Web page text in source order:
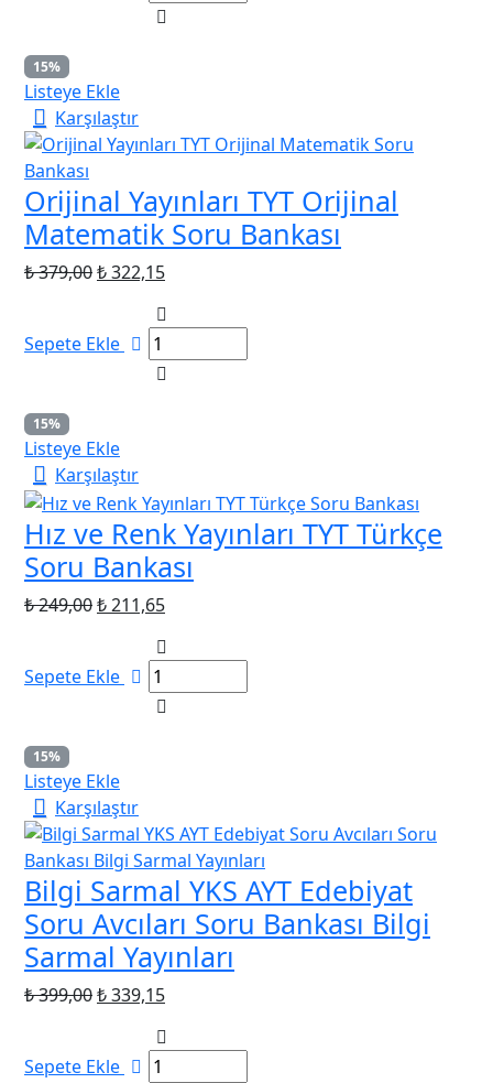
15%
Listeye Ekle
Karşılaştır
Orijinal Yayınları TYT Orijinal
Matematik Soru Bankası
₺379,00Orijinal
₺ 379,00.
₺322,15Şu
fiyat:
Sepete Ekle
15%
Listeye Ekle
Karşılaştır
Hız ve Renk Yayınları TYT Türkçe
Soru Bankası
₺249,00Orijinal
₺ 249,00.
₺211,65Şu
fiyat:
Sepete Ekle
15%
Listeye Ekle
Karşılaştır
Bilgi Sarmal YKS AYT Edebiyat
Soru Avcıları Soru Bankası Bilgi
Sarmal Yayınları
₺399,00Orijinal
₺ 399,00.
₺339,15Şu
fiyat:
Sepete Ekle